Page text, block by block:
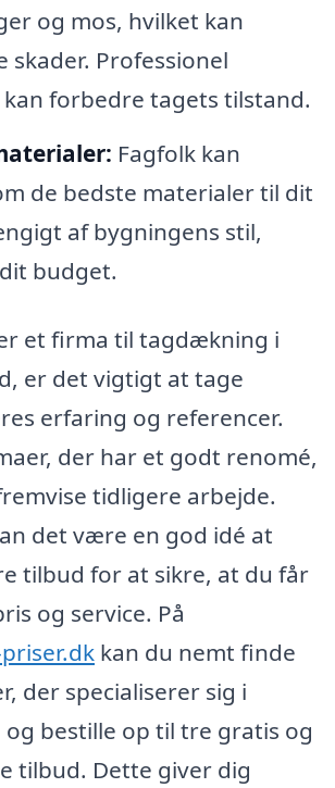
og mos, hvilket kan
skader. Professionel
forbedre tagets tilstand.
Fagfolk kan
de bedste materialer til dit
af bygningens stil,
budget.
et firma til tagdækning i
er det vigtigt at tage
erfaring og referencer.
der har et godt renomé,
tidligere arbejde.
det være en god idé at
tilbud for at sikre, at du får
og service. På
kan du nemt finde
der specialiserer sig i
bestille op til tre gratis og
tilbud. Dette giver dig